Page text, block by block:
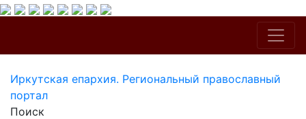
Иркутская епархия. Региональный православный
портал
Поиск